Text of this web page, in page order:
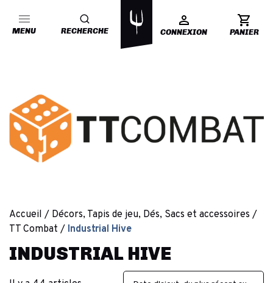
MENU RECHERCHE CONNEXION PANIER
Accueil
Décors, Tapis de jeu, Dés, Sacs et accessoires
TT Combat
Industrial Hive
INDUSTRIAL HIVE